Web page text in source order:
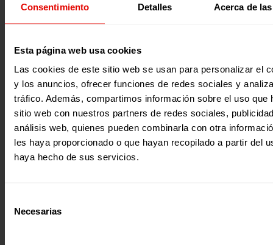
Consentimiento Detalles Acerca de
Esta página web usa cookies
Las cookies de este sitio web se usan para personalizar el
y los anuncios, ofrecer funciones de redes sociales y
tráfico. Además, compartimos información sobre el uso que
sitio web con nuestros partners de redes sociales,
análisis web, quienes pueden combinarla con otra
les haya proporcionado o que hayan recopilado a partir del
haya hecho de sus servicios.
Necesarias
Entreculturas
ENTRECULTURAS REGRESA A CASA DECOR 2025 CON LA
«ESCUELA REFUGIO»
Este año, tenemos el honor de regresar a Casa Decor,
exposiciones de diseño e interiorismo más importantes,…